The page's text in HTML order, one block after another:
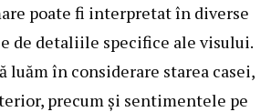
poate fi interpretat în diverse
de detaliile specifice ale visului.
luăm în considerare starea casei,
precum și sentimentele pe